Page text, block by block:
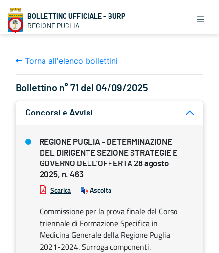
BOLLETTINO UFFICIALE - BURP
REGIONE PUGLIA
Torna all'elenco bollettini
Bollettino n° 71 del 04/09/2025
Concorsi e Avvisi
REGIONE PUGLIA - DETERMINAZIONE
DEL DIRIGENTE SEZIONE STRATEGIE E
GOVERNO DELL’OFFERTA 28 agosto
2025, n. 463
Scarica Ascolta
Commissione per la prova finale del Corso
triennale di Formazione Specifica in
Medicina Generale della Regione Puglia
2021-2024. Surroga componenti.